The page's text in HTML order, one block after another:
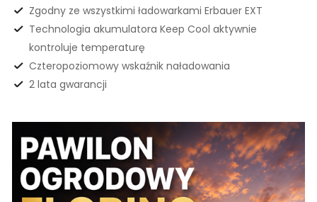
Zgodny ze wszystkimi ładowarkami Erbauer EXT
Technologia akumulatora Keep Cool aktywnie
kontroluje temperaturę
Czteropoziomowy wskaźnik naładowania
2 lata gwarancji